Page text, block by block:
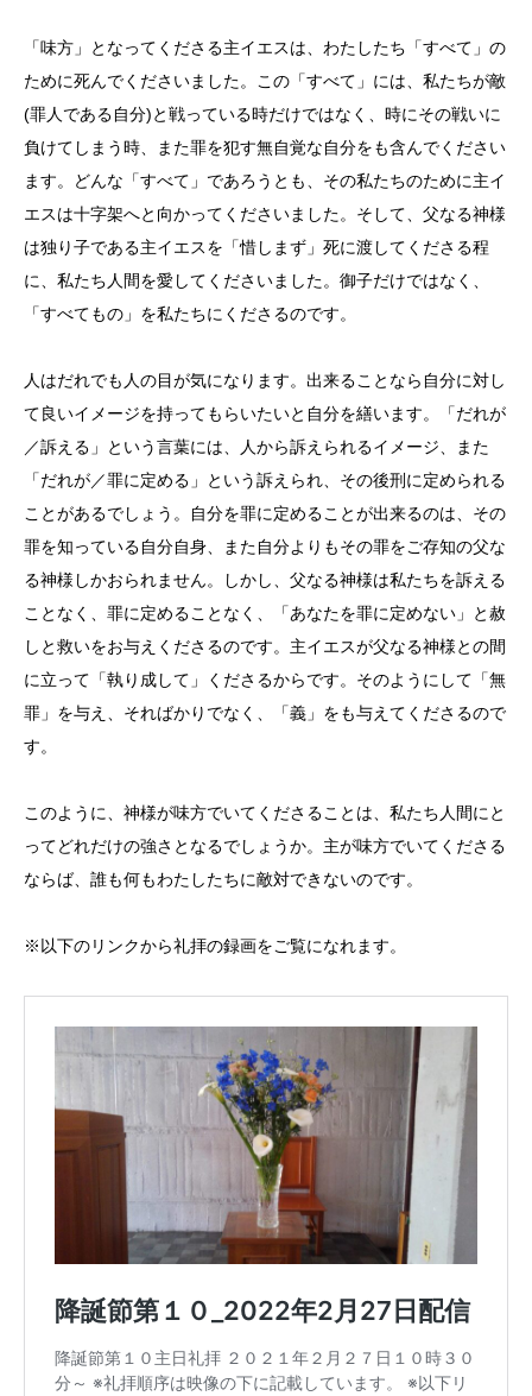
「味方」となってくださる主イエスは、わたしたち「すべて」の
ために死んでくださいました。この「すべて」には、私たちが敵
(罪人である自分)と戦っている時だけではなく、時にその戦いに
負けてしまう時、また罪を犯す無自覚な自分をも含んでください
ます。どんな「すべて」であろうとも、その私たちのために主イ
エスは十字架へと向かってくださいました。そして、父なる神様
は独り子である主イエスを「惜しまず」死に渡してくださる程
に、私たち人間を愛してくださいました。御子だけではなく、
「すべてもの」を私たちにくださるのです。
人はだれでも人の目が気になります。出来ることなら自分に対し
て良いイメージを持ってもらいたいと自分を繕います。「だれが
／訴える」という言葉には、人から訴えられるイメージ、また
「だれが／罪に定める」という訴えられ、その後刑に定められる
ことがあるでしょう。自分を罪に定めることが出来るのは、その
罪を知っている自分自身、また自分よりもその罪をご存知の父な
る神様しかおられません。しかし、父なる神様は私たちを訴える
ことなく、罪に定めることなく、「あなたを罪に定めない」と赦
しと救いをお与えくださるのです。主イエスが父なる神様との間
に立って「執り成して」くださるからです。そのようにして「無
罪」を与え、そればかりでなく、「義」をも与えてくださるので
す。
このように、神様が味方でいてくださることは、私たち人間にと
ってどれだけの強さとなるでしょうか。主が味方でいてくださる
ならば、誰も何もわたしたちに敵対できないのです。
※以下のリンクから礼拝の録画をご覧になれます。